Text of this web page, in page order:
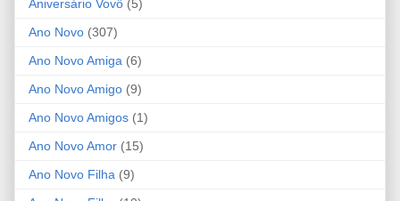
Aniversário Vovô (5)
Ano Novo (307)
Ano Novo Amiga (6)
Ano Novo Amigo (9)
Ano Novo Amigos (1)
Ano Novo Amor (15)
Ano Novo Filha (9)